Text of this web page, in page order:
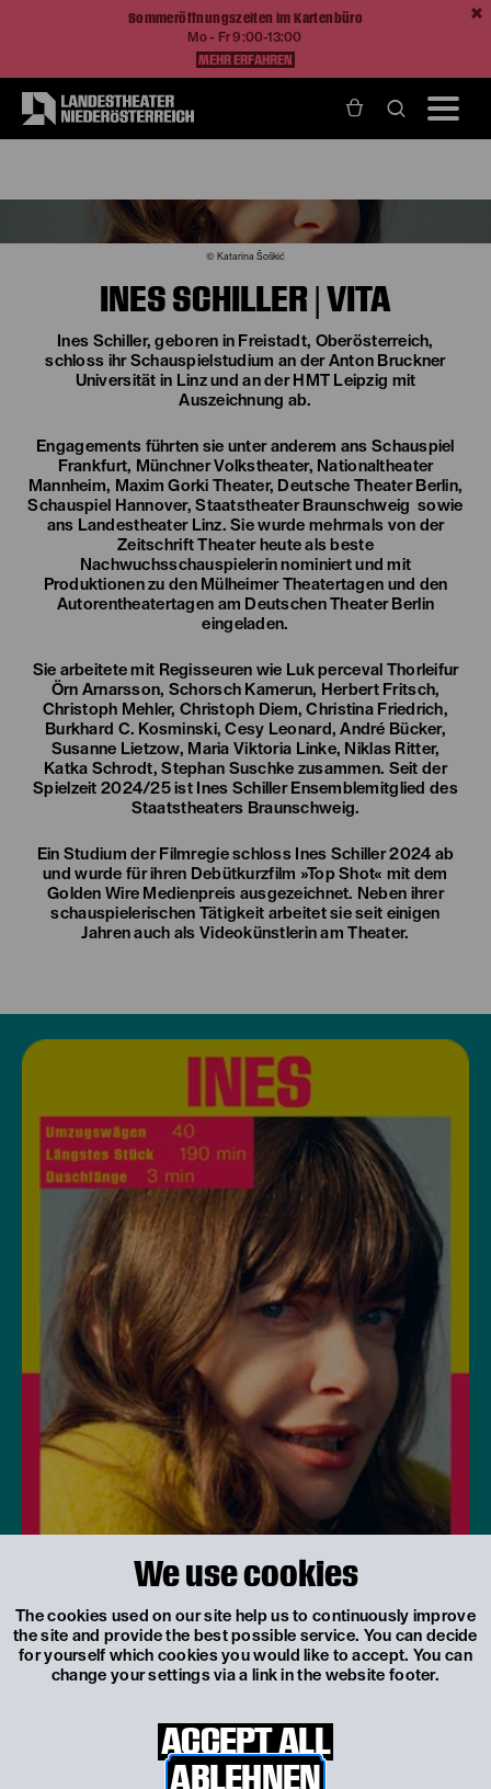
We use cookies
The cookies used on our site help us to continuously improve
the site and provide the best possible service. You can decide
for yourself which cookies you would like to accept. You can
change your settings via a link in the website footer.
ACCEPT ALL
ABLEHNEN
Sommeröffnungszeiten im Kartenbüro
Mo - Fr 9:00-13:00
MEHR ERFAHREN
© Katarina Šoškić
INES SCHILLER | VITA
Ines Schiller, geboren in Freistadt, Oberösterreich,
schloss ihr Schauspielstudium an der Anton Bruckner
Universität in Linz und an der HMT Leipzig mit
Auszeichnung ab.
Engagements führten sie unter anderem ans Schauspiel
Frankfurt, Münchner Volkstheater, Nationaltheater
Mannheim, Maxim Gorki Theater, Deutsche Theater Berlin,
Schauspiel Hannover, Staatstheater Braunschweig sowie
ans Landestheater Linz. Sie wurde mehrmals von der
Zeitschrift Theater heute als beste
Nachwuchsschauspielerin nominiert und mit
Produktionen zu den Mülheimer Theatertagen und den
Autorentheatertagen am Deutschen Theater Berlin
eingeladen.
Sie arbeitete mit Regisseuren wie Luk perceval Thorleifur
Örn Arnarsson, Schorsch Kamerun, Herbert Fritsch,
Christoph Mehler, Christoph Diem, Christina Friedrich,
Burkhard C. Kosminski, Cesy Leonard, André Bücker,
Susanne Lietzow, Maria Viktoria Linke, Niklas Ritter,
Katka Schrodt, Stephan Suschke zusammen. Seit der
Spielzeit 2024/25 ist Ines Schiller Ensemblemitglied des
Staatstheaters Braunschweig.
Ein Studium der Filmregie schloss Ines Schiller 2024 ab
und wurde für ihren Debütkurzfilm »Top Shot« mit dem
Golden Wire Medienpreis ausgezeichnet. Neben ihrer
schauspielerischen Tätigkeit arbeitet sie seit einigen
Jahren auch als Videokünstlerin am Theater.
Spielzeit 2026/27